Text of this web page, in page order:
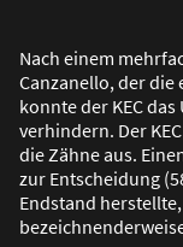
Nach einem
Canzanello, der die
konnte der KEC
verhindern. Der
die Zähne aus.
zur Entscheidung
Endstand